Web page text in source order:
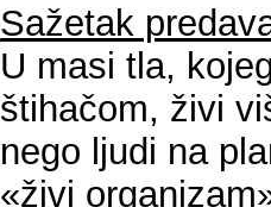
Sažetak
U masi tla,
štihačom, živi
nego ljudi na
«živi